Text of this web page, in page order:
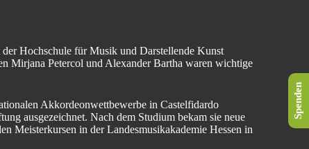
Hochschule für Musik und Darstellende Kunst
Mirjana Petercol und Alexander Bartha waren wichtige
Akkordeonwettbewerbe in Castelfidardo
ausgezeichnet. Nach dem Studium bekam sie neue
Meisterkursen in der Landesmusikakademie Hessen in
Spenden